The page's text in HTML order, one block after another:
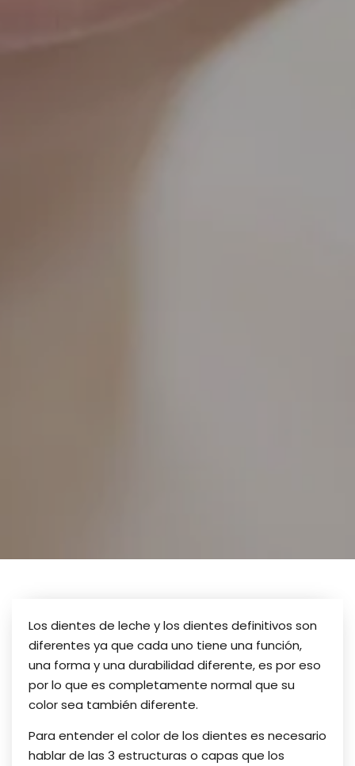
Los dientes de leche y los dientes definitivos son
diferentes ya que cada uno tiene una función,
una forma y una durabilidad diferente, es por eso
por lo que es completamente normal que su
color sea también diferente.
Para entender el color de los dientes es necesario
hablar de las 3 estructuras o capas que los